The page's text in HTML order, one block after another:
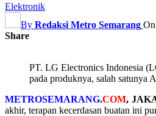
Elektronik
By Redaksi Metro Semarang On
Share
PT. LG Electronics Indonesia
pada produknya, salah satunya
METROSEMARANG.COM,
akhir, terapan kecerdasan buatan ini